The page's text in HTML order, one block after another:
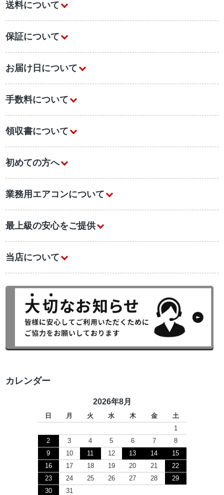
送料について
保証について
お届け日について
手数料について
領収書について
初めての方へ
業務用エアコンについて
最上級の安心をご提供
当店について
カレンダー
2026年8月
日 月 火 水 木 金
土
1
2
3 4 5 6 7
8
9
10 11 12 13 14
15
16
17 18 19 20 21
22
23
24 25 26 27 28
29
30
31